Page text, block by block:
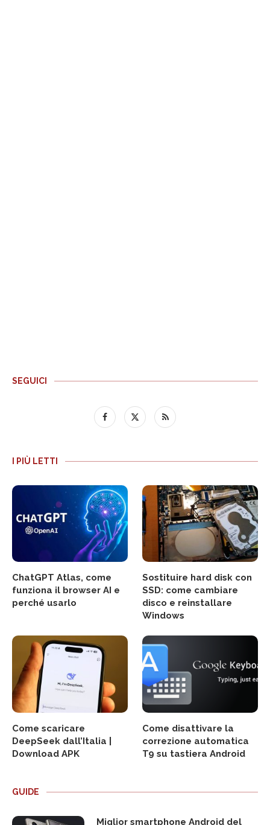
SEGUICI
I PIÙ LETTI
ChatGPT Atlas, come
funziona il browser AI e
perché usarlo
Sostituire hard disk con
SSD: come cambiare
disco e reinstallare
Windows
Come scaricare
DeepSeek dall’Italia |
Download APK
Come disattivare la
correzione automatica
T9 su tastiera Android
GUIDE
Miglior smartphone Android del